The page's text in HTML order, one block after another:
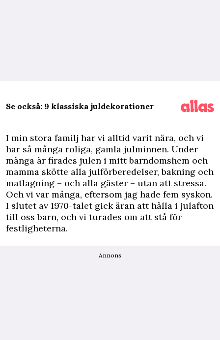
Se också: 9 klassiska juldekorationer
I min stora familj har vi alltid varit nära, och vi
har så många roliga, gamla julminnen. Under
många år firades julen i mitt barndomshem och
mamma skötte alla julförberedelser, bakning och
matlagning – och alla gäster – utan att stressa.
Och vi var många, eftersom jag hade fem syskon.
I slutet av 1970-talet gick äran att hålla i julafton
till oss barn, och vi turades om att stå för
festligheterna.
Annons